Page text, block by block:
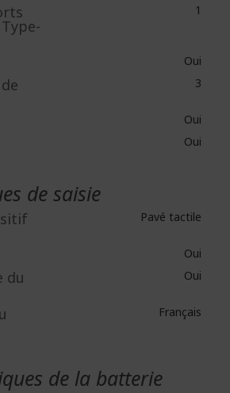
1
Oui
3
Oui
Oui
de saisie
Pavé tactile
Oui
du Oui
Français
de la batterie